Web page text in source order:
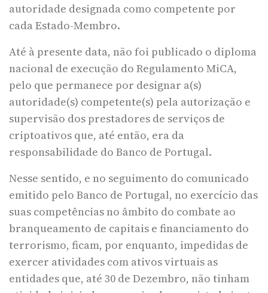
autoridade designada como competente por
cada Estado-Membro.
Até à presente data, não foi publicado o diploma
nacional de execução do Regulamento MiCA,
pelo que permanece por designar a(s)
autoridade(s) competente(s) pela autorização e
supervisão dos prestadores de serviços de
criptoativos que, até então, era da
responsabilidade do Banco de Portugal.
Nesse sentido, e no seguimento do comunicado
emitido pelo Banco de Portugal, no exercício das
suas competências no âmbito do combate ao
branqueamento de capitais e financiamento do
terrorismo, ficam, por enquanto, impedidas de
exercer atividades com ativos virtuais as
entidades que, até 30 de Dezembro, não tinham